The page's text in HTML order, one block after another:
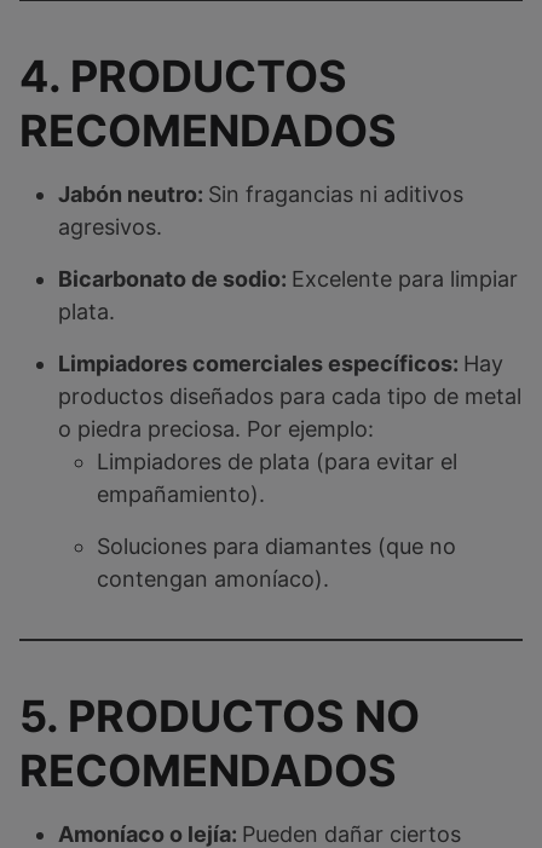
4. PRODUCTOS
RECOMENDADOS
Jabón neutro: Sin fragancias ni aditivos
agresivos.
Bicarbonato de sodio: Excelente para limpiar
plata.
Limpiadores comerciales específicos: Hay
productos diseñados para cada tipo de metal
o piedra preciosa. Por ejemplo:
Limpiadores de plata (para evitar el
empañamiento).
Soluciones para diamantes (que no
contengan amoníaco).
5. PRODUCTOS NO
RECOMENDADOS
Amoníaco o lejía: Pueden dañar ciertos